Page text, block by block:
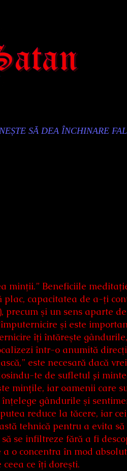
SĂ DEA ÎNCHINARE
minţii.” Beneficiile
capacitatea de a-ţi
şi un sens aparte
şi este
îţi întăreşte
într-o anumită
este necesară dacă
te de sufletul și
mințile, iar oamenii care
gândurile şi
reduce la tăcere, iar
tehnică pentru a evita
se infiltreze fără a fi
o concentra în mod
ce îţi doreşti.